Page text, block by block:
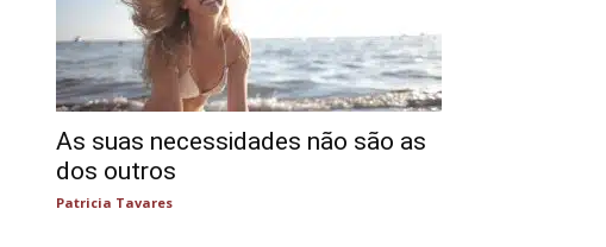
As suas necessidades não são as
dos outros
Patricia Tavares